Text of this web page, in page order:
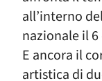
all’interno
nazionale il
E ancora il
artistica di